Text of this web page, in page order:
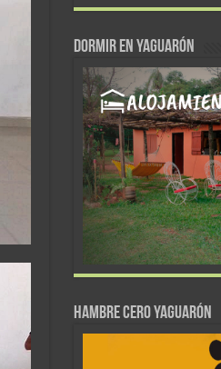
DORMIR EN YAGUARÓN
Hambre Cero Yaguarón